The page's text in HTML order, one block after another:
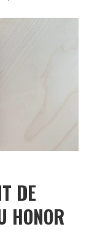
DE
HONOR